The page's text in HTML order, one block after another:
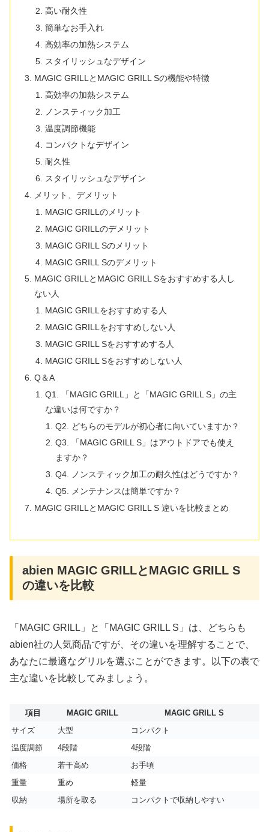
高い耐久性
簡単なお手入れ
高効率の加熱システム
スタイリッシュなデザイン
MAGIC GRILLとMAGIC GRILL Sの機能や特徴
高効率の加熱システム
ノンスティック加工
温度調節機能
コンパクトなデザイン
耐久性
スタイリッシュなデザイン
メリット、デメリット
MAGIC GRILLのメリット
MAGIC GRILLのデメリット
MAGIC GRILL Sのメリット
MAGIC GRILL Sのデメリット
MAGIC GRILLとMAGIC GRILL Sをおすすめする人し
ない人
MAGIC GRILLをおすすめする人
MAGIC GRILLをおすすめしない人
MAGIC GRILL Sをおすすめする人
MAGIC GRILL Sをおすすめしない人
Q＆A
Q1. 「MAGIC GRILL」と「MAGIC GRILL S」の主
な違いは何ですか？
Q2. どちらのモデルが初心者に向いていますか？
Q3. 「MAGIC GRILL S」はアウトドアでも使え
ますか？
Q4. ノンスティック加工の耐久性はどうですか？
Q5. メンテナンスは簡単ですか？
MAGIC GRILLとMAGIC GRILL S 違いを比較まとめ
abien MAGIC GRILLとMAGIC GRILL S
の違いを比較
「MAGIC GRILL」と「MAGIC GRILL S」は、どちらも
abien社の人気商品ですが、その違いを理解することで、
あなたに最適なグリルを選ぶことができます。以下の表で
主な違いを比較してみましょう。
項目 MAGIC GRILL
MAGIC GRILL S
サイズ
大型
コンパクト
温度調節
4段階
4段階
価格
若干高め
お手頃
重量
重め
軽量
収納
場所を取る コンパクトで収納しやすい